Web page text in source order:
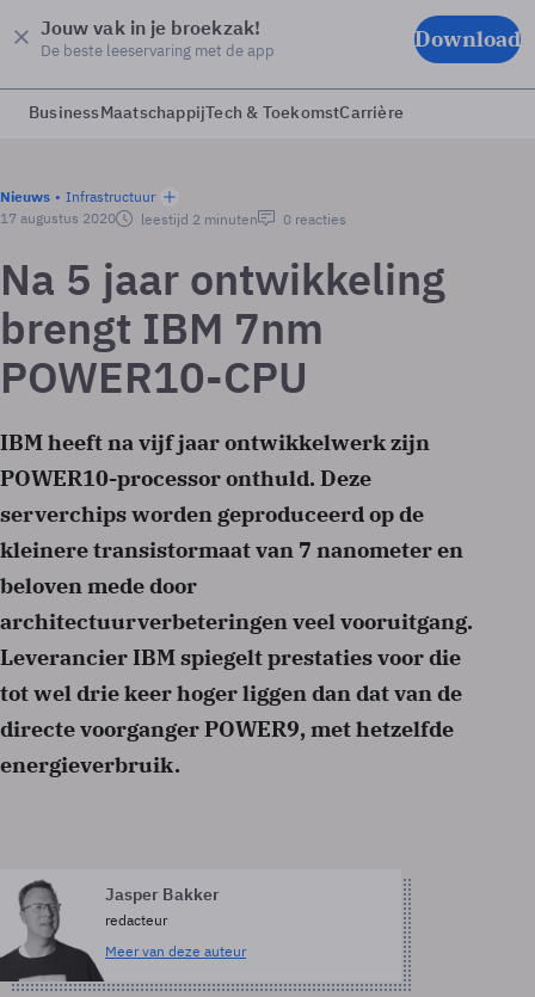
Jouw vak in je broekzak!
De beste leeservaring met de app Download
BusinessMaatschappijTech & ToekomstCarrière
Nieuws
Infrastructuur
17 augustus 2020
leestijd 2 minuten 0 reacties
Na 5 jaar ontwikkeling
brengt IBM 7nm
POWER10-CPU
IBM heeft na vijf jaar ontwikkelwerk zijn
POWER10-processor onthuld. Deze
serverchips worden geproduceerd op de
kleinere transistormaat van 7 nanometer en
beloven mede door
architectuurverbeteringen veel vooruitgang.
Leverancier IBM spiegelt prestaties voor die
tot wel drie keer hoger liggen dan dat van de
directe voorganger POWER9, met hetzelfde
energieverbruik.
Jasper Bakker
redacteur
Meer van deze auteur